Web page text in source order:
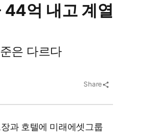
44억 내고 계열
은 다르다
Share share
과 호텔에 미래에셋그룹